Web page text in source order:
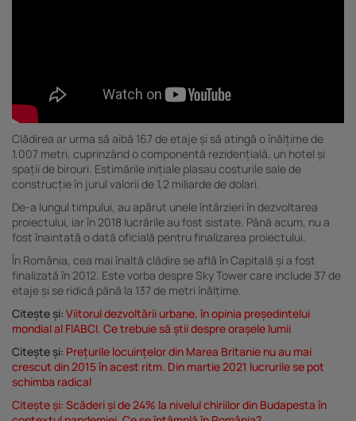
Clădirea ar urma să aibă 167 de etaje și să atingă o înălțime de
1.007 metri, cuprinzând o componentă rezidențială, un hotel și
spații de birouri. Estimările inițiale plasau costurile sale de
construcție în jurul valorii de 1,2 miliarde de dolari.
De-a lungul timpului, au apărut unele întârzieri în dezvoltarea
proiectului, iar în 2018 lucrările au fost sistate. Până acum, nu a
fost înaintată o dată oficială pentru finalizarea proiectului.
În România, cea mai înaltă clădire se află în Capitală și a fost
finalizată în 2012. Este vorba despre Sky Tower care include 37 de
etaje și se ridică până la 137 de metri înălțime.
Citește și: Viitorul dezvoltării urbane, în opinia președintelui
mondial al FIABCI. Ce trebuie să știi despre orașele lumii
Citește și: Prețurile locuințelor din Marea Britanie nu au mai
crescut din 2015 în acest ritm. Din martie 2021 lucrurile se pot
schimba radical
Citește și: Scăderi și de 24% la nivelul chiriilor din Budapesta în